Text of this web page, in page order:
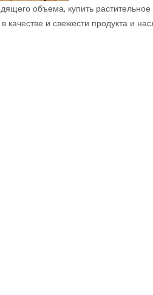
объема, купить
и свежести продукта и